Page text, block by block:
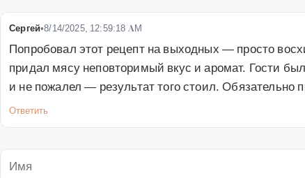
Сергей•8/14/2025, 12:59:18 AM
Попробовал этот рецепт на выходных — просто
придал мясу неповторимый вкус и аромат. Гости
и не пожалел — результат того стоил. Обязательно
Ответить